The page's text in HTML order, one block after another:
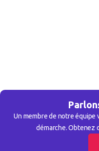
Un membre de notre équipe
démarche. Obtenez